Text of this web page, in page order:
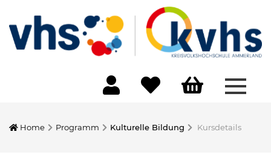
Home Programm Kulturelle Bildung Kursdetails